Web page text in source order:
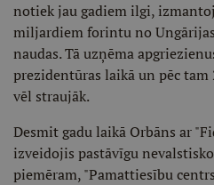
notiek jau gadiem ilgi,
miljardiem forintu no
naudas. Tā uzņēma
prezidentūras laikā un pēc tam
vēl straujāk.
Desmit gadu laikā Orbāns ar
izveidojis pastāvīgu
piemēram, "Pamattiesību